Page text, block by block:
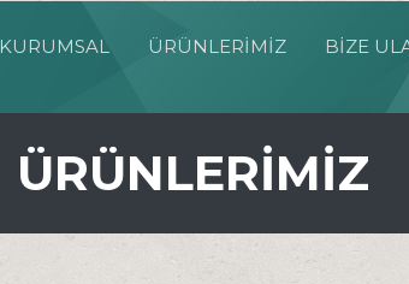
KURUMSAL ÜRÜNLERİMİZ BİZE
ÜRÜNLERİMİZ